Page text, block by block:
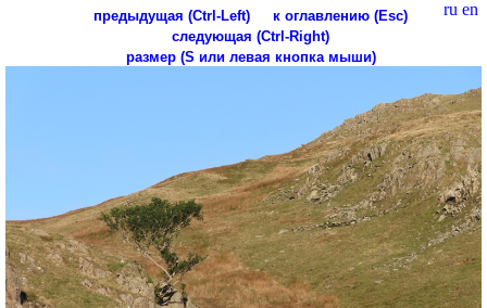
ru en
предыдущая (Ctrl-Left)
к оглавлению (Esc)
следующая (Ctrl-Right)
размер (S или левая кнопка мыши)